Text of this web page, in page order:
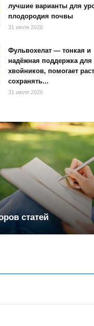
лучшие варианты для
плодородия почвы
31 июля 2026
Фульвохелат — тонкая и
надёжная поддержка для
хвойников, помогает
сохранять...
31 июля 2026
статей